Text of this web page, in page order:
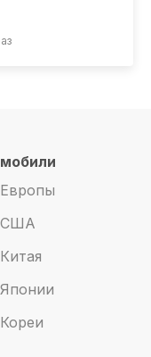
США